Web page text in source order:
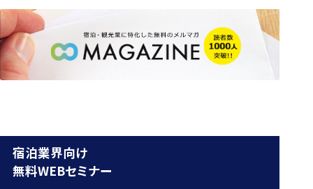
宿泊業界向け
無料WEBセミナー